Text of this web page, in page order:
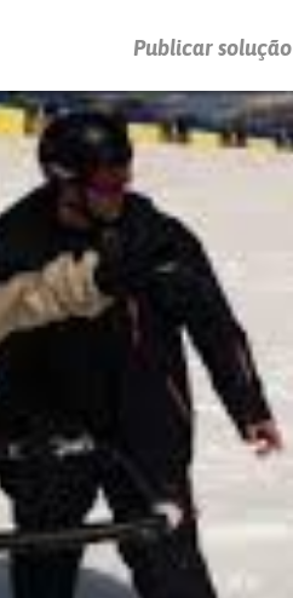
Publicar solução
PRESSIONE ENTER PARA PESQUISAR